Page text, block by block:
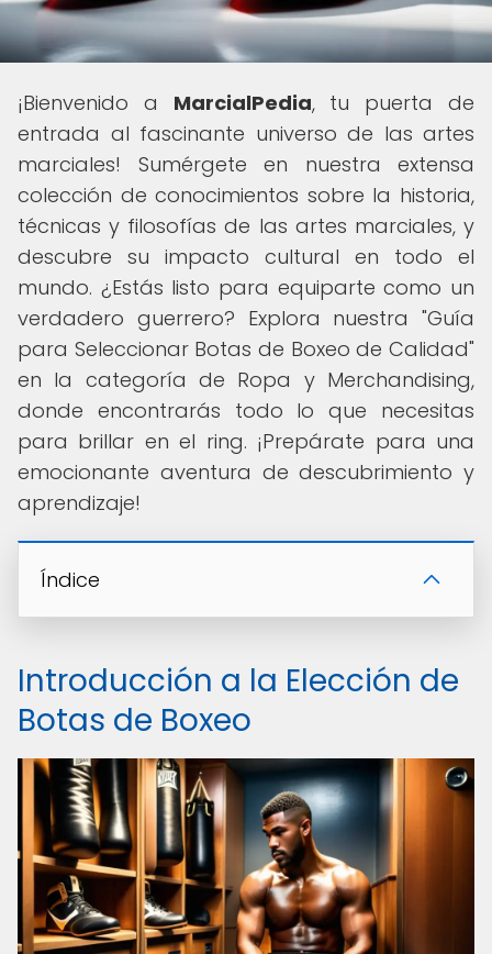
¡Bienvenido a MarcialPedia, tu puerta de
entrada al fascinante universo de las artes
marciales! Sumérgete en nuestra extensa
colección de conocimientos sobre la historia,
técnicas y filosofías de las artes marciales, y
descubre su impacto cultural en todo el
mundo. ¿Estás listo para equiparte como un
verdadero guerrero? Explora nuestra "Guía
para Seleccionar Botas de Boxeo de Calidad"
en la categoría de Ropa y Merchandising,
donde encontrarás todo lo que necesitas
para brillar en el ring. ¡Prepárate para una
emocionante aventura de descubrimiento y
aprendizaje!
Índice
Introducción a la Elección de
Botas de Boxeo